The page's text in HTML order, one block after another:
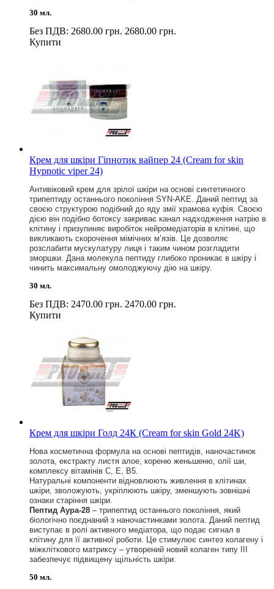
30 мл.
Без ПДВ: 2680.00 грн. 2680.00 грн.
Купити
Крем для шкіри Гіпнотик вайпер 24 (Cream for skin
Hypnotic viper 24)
Антивіковий крем для зрілої шкіри на основі синтетичного
трипептиду останнього покоління SYN-AKE. Даний пептид за
своєю структурою подібний до яду змії храмова куфія. Своєю
дією він подібно ботоксу закриває канал надходження натрію в
клітину і призупиняє виробіток нейромедіаторів в клітині, що
викликають скорочення мімічних м’язів. Це дозволяє
розслабити мускулатуру лиця і таким чином розгладити
зморшки. Дана молекула пептиду глибоко проникає в шкіру і
чинить максимальну омолоджуючу дію на шкіру.
30 мл.
Без ПДВ: 2470.00 грн. 2470.00 грн.
Купити
Крем для шкіри Голд 24К (Cream for skin Gold 24K)
Нова косметична формула на основі пептидів, наночастинок
золота, екстракту листя алое, кореню женьшеню, олії ши,
комплексу вітамінів С, Е, В5.
Натуральні компоненти відновлюють живлення в клітинах
шкіри, зволожують, укріплюють шкіру, зменшують зовнішні
ознаки старіння шкіри.
Пептид Аура-28 – трипептид останнього покоління, який
біологічно поєднаний з наночастинками золота. Даний пептид
виступає в ролі активного медіатора, що подає сигнал в
клітину для її активної роботи. Це стимулює синтез колагену і
міжкліткового матриксу – утворений новий колаген типу ІІІ
забезпечує підвищену щільність шкіри.
50 мл.